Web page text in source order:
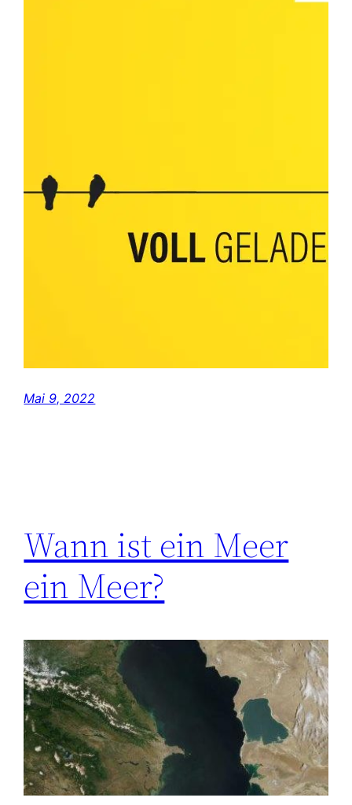
Mai 9, 2022
Wann ist ein Meer
ein Meer?